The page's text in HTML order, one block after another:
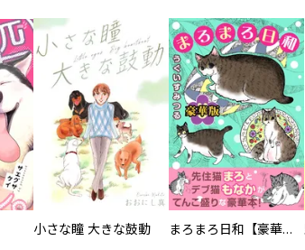
小さな瞳 大きな鼓動 まろまろ日和【豪華版】